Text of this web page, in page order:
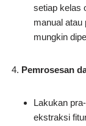
setiap kelas
manual atau
mungkin
Pemrosesan
Lakukan
ekstraksi